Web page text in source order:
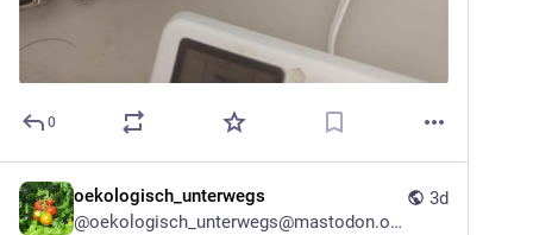
0
3d
oekologisch_unterwegs
@oekologisch_unterwegs@mastodon.online